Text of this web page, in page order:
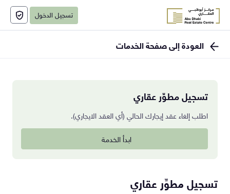
تسجيل الدخول
العودة إلى صفحة الخدمات
تسجيل مطوِّر عقاري
اطلب إلغاء عقد إيجارك الحالي (أي العقد الايجاري).
ابدأ الخدمة
تسجيل مطوِّر عقاري